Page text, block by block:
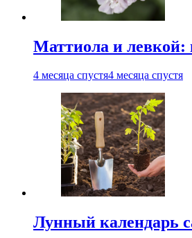
Маттиола и левкой:
4 месяца спустя4 месяца спустя
Лунный календарь